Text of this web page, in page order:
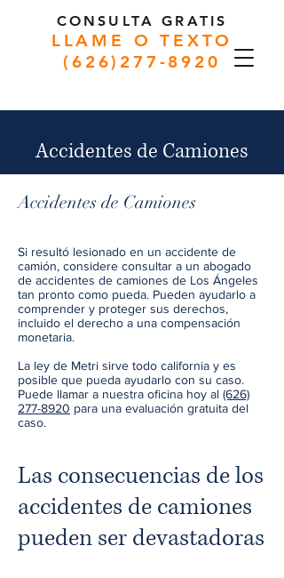
LLAME O TEXTO
(626)277-8920
CONSULTA GRATIS
Accidentes de Camiones
Accidentes de Camiones
Si resultó lesionado en un accidente de
camión, considere consultar a un abogado
de accidentes de camiones de Los Ángeles
tan pronto como pueda. Pueden ayudarlo a
comprender y proteger sus derechos,
incluido el derecho a una compensación
monetaria.
La ley de Metri sirve todo california y es
posible que pueda ayudarlo con su caso.
Puede llamar a nuestra oficina hoy al (626)
277-8920 para una evaluación gratuita del
caso.
Las consecuencias de los
accidentes de camiones
pueden ser devastadoras